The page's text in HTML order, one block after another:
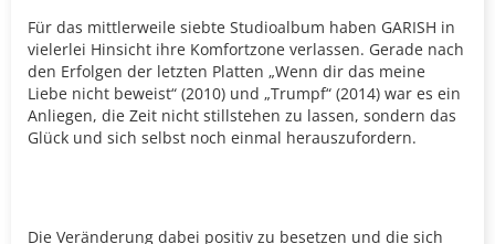
Für das mittlerweile siebte Studioalbum haben GARISH in
vielerlei Hinsicht ihre Komfortzone verlassen. Gerade nach
den Erfolgen der letzten Platten „Wenn dir das meine
Liebe nicht beweist“ (2010) und „Trumpf“ (2014) war es ein
Anliegen, die Zeit nicht stillstehen zu lassen, sondern das
Glück und sich selbst noch einmal herauszufordern.
Die Veränderung dabei positiv zu besetzen und die sich